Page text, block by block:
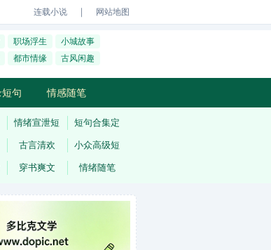
连载小说 ｜ 网站地图
职场浮生
小城故事
都市情缘 古风闲趣
句 情感随笔
情绪宣泄短 短句合集定
古言清欢 小众高级短
穿书爽文 情绪随笔